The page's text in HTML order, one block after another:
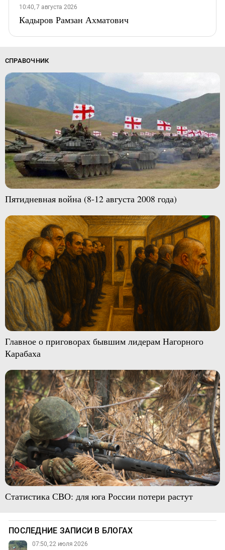
10:40, 7 августа 2026
Кадыров Рамзан Ахматович
СПРАВОЧНИК
Пятидневная война (8-12 августа 2008 года)
Главное о приговорах бывшим лидерам Нагорного
Карабаха
Статистика СВО: для юга России потери растут
ПОСЛЕДНИЕ ЗАПИСИ В БЛОГАХ
07:50, 22 июля 2026